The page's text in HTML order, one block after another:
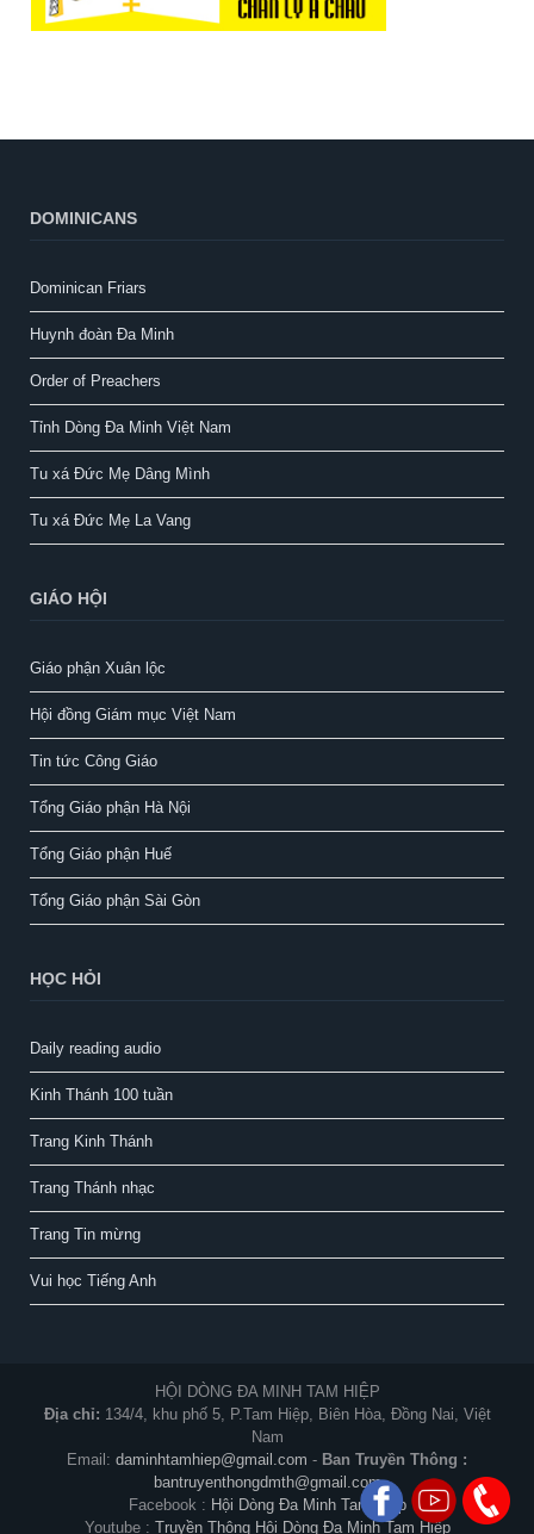
DOMINICANS
Dominican Friars
Huynh đoàn Đa Minh
Order of Preachers
Tỉnh Dòng Đa Minh Việt Nam
Tu xá Đức Mẹ Dâng Mình
Tu xá Đức Mẹ La Vang
GIÁO HỘI
Giáo phận Xuân lộc
Hội đồng Giám mục Việt Nam
Tin tức Công Giáo
Tổng Giáo phận Hà Nội
Tổng Giáo phận Huế
Tổng Giáo phận Sài Gòn
HỌC HỎI
Daily reading audio
Kinh Thánh 100 tuần
Trang Kinh Thánh
Trang Thánh nhạc
Trang Tin mừng
Vui học Tiếng Anh
HỘI DÒNG ĐA MINH TAM HIỆP
Địa chỉ: 134/4, khu phố 5, P.Tam Hiệp, Biên Hòa, Đồng Nai, Việt
Nam
Email: daminhtamhiep@gmail.com - Ban Truyền Thông :
bantruyenthongdmth@gmail.com
Facebook : Hội Dòng Đa Minh Tam Hiệp
Youtube : Truyền Thông Hội Dòng Đa Minh Tam Hiệp